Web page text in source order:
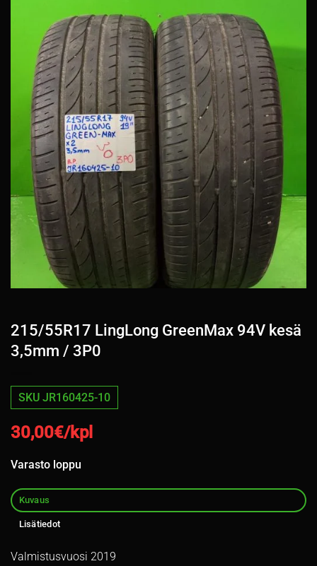
215/55R17 LingLong GreenMax 94V kesä
3,5mm / 3P0
SKU JR160425-10
30,00€/kpl
Varasto loppu
Kuvaus
Lisätiedot
Valmistusvuosi 2019